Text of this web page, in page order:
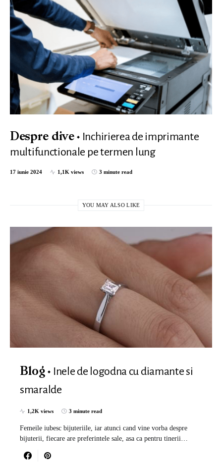
Despre dive
Inchirierea de imprimante
multifunctionale pe termen lung
17 iunie 2024 1,1K views 3 minute read
YOU MAY ALSO LIKE
Blog
Inele de logodna cu diamante si
smaralde
1,2K views 3 minute read
Femeile iubesc bijuteriile, iar atunci cand vine vorba despre
bijuterii, fiecare are preferintele sale, asa ca pentru tinerii…